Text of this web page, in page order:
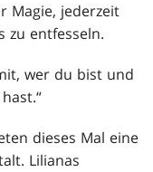
Magie, jederzeit
zu entfesseln.
wer du bist und
dieses Mal eine
Lilianas